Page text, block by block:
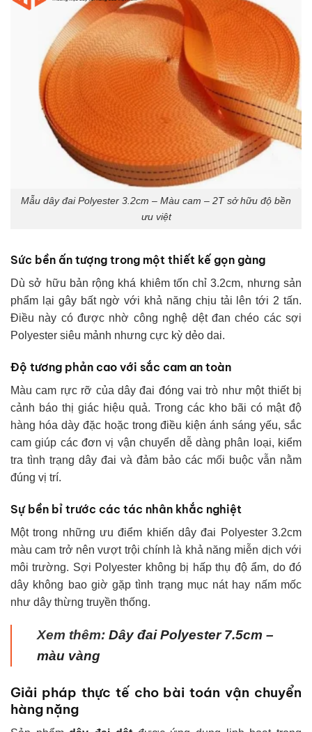
Mẫu dây đai Polyester 3.2cm – Màu cam – 2T sở hữu độ bền
ưu việt
Sức bền ấn tượng trong một thiết kế gọn gàng
Dù sở hữu bản rộng khá khiêm tốn chỉ 3.2cm, nhưng sản
phẩm lại gây bất ngờ với khả năng chịu tải lên tới 2 tấn.
Điều này có được nhờ công nghệ dệt đan chéo các sợi
Polyester siêu mảnh nhưng cực kỳ dẻo dai.
Độ tương phản cao với sắc cam an toàn
Màu cam rực rỡ của dây đai đóng vai trò như một thiết bị
cảnh báo thị giác hiệu quả. Trong các kho bãi có mật độ
hàng hóa dày đặc hoặc trong điều kiện ánh sáng yếu, sắc
cam giúp các đơn vị vận chuyển dễ dàng phân loại, kiểm
tra tình trạng dây đai và đảm bảo các mối buộc vẫn nằm
đúng vị trí.
Sự bền bỉ trước các tác nhân khắc nghiệt
Một trong những ưu điểm khiến dây đai Polyester 3.2cm
màu cam trở nên vượt trội chính là khả năng miễn dịch với
môi trường. Sợi Polyester không bị hấp thụ độ ẩm, do đó
dây không bao giờ gặp tình trạng mục nát hay nấm mốc
như dây thừng truyền thống.
Xem thêm: Dây đai Polyester 7.5cm –
màu vàng
Giải pháp thực tế cho bài toán vận chuyển
hàng nặng